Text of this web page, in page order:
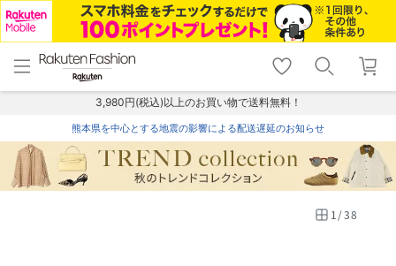
menu home
トップ
shopping_cart lock_outline
ログイン
3,980円(税込)以上のお買い物で送料無料！
熊本県を中心とする地震の影響による配送遅延のお知らせ
1/38